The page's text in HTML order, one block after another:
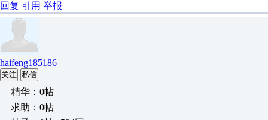
回复 引用 举报
haifeng185186
关注 私信
精华：0帖
求助：0帖